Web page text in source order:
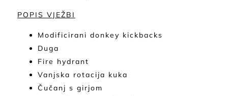
POPIS VJEŽBI
Modificirani donkey kickbacks
Duga
Fire hydrant
Vanjska rotacija kuka
Čučanj s girjom